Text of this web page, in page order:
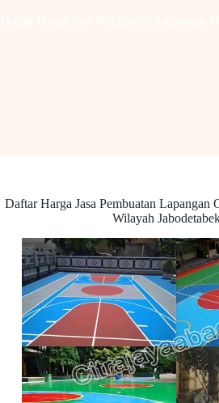
Daftar Harga Jasa Pembuatan
Wilayah